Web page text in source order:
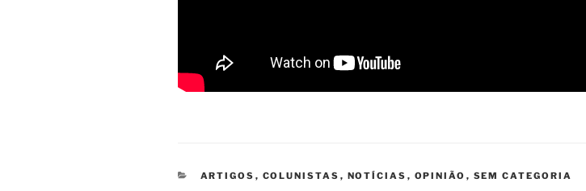
CATEGORIAS
ARTIGOS , COLUNISTAS , NOTÍCIAS , OPINIÃO , SEM CATEGORIA